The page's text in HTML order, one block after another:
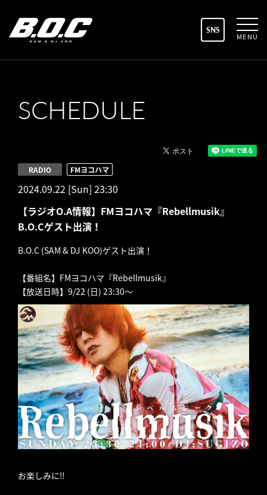
SNS
MENU
SCHEDULE
2024.09.22 [Sun] 23:30
RADIO FMヨコハマ
【ラジオO.A情報】FMヨコハマ『Rebellmusik』
B.O.Cゲスト出演！
B.O.C (SAM & DJ KOO)ゲスト出演！
【番組名】FMヨコハマ『Rebellmusik』
【放送日時】9/22 (日) 23:30～
お楽しみに‼